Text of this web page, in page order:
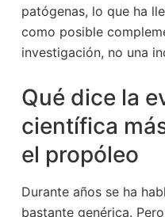
patógenas, lo que ha
como posible
investigación, no una
Qué dice la
científica
el propóleo
Durante años se ha
bastante genérica.